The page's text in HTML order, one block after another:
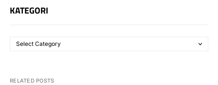
KATEGORI
RELATED POSTS